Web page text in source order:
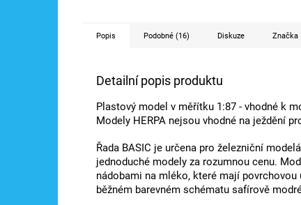
Popis Podobné (16) Diskuze Značka
Detailní popis produktu
Plastový model v měřítku 1:87 - vhodné k
Modely HERPA nejsou vhodné na ježdění
Řada BASIC je určena pro železniční
jednoduché modely za rozumnou cenu.
nádobami na mléko, které mají
běžném barevném schématu safírově